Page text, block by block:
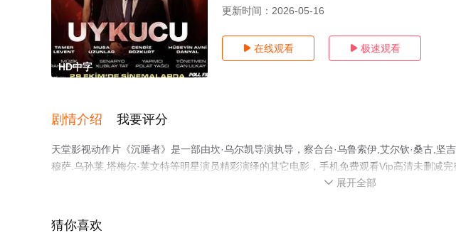
HD中字
更新时间： 2026-05-16
 在线观看  极速观看
剧情介绍 我要评分
天堂影视动作片《沉睡者》是一部由坎·乌尔凯导演执导，察合台·乌鲁索伊,艾尔钦·桑古,坚
穆萨.乌孙莱,塔梅尔·莱文特等明星演员精彩演绎的其它电影，手机免费观看Vip高清未删减
 展开全部
猜你喜欢